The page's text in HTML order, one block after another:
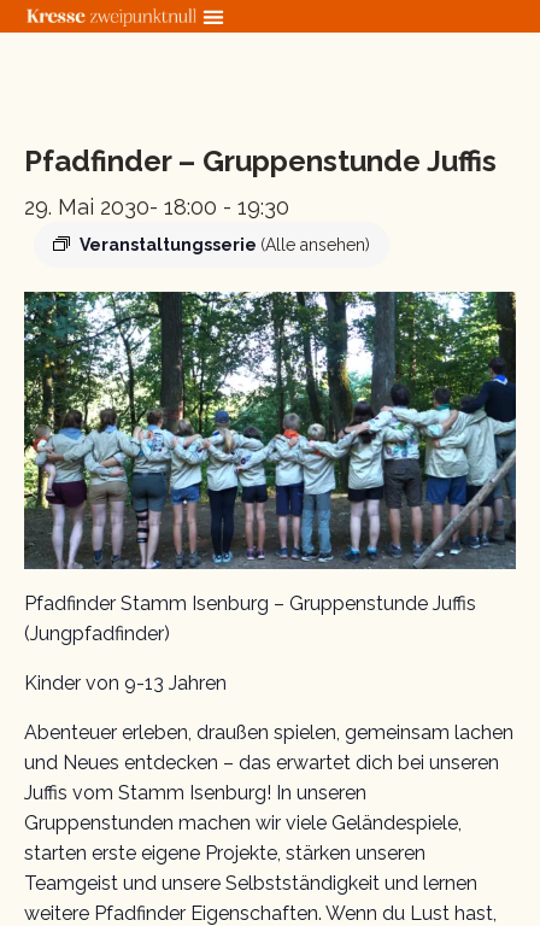
Zum
Pfadfinder – Gruppenstunde Juffis
29. Mai 2030- 18:00 - 19:30
Veranstaltungsserie (Alle ansehen)
Pfadfinder Stamm Isenburg – Gruppenstunde Juffis
(Jungpfadfinder)
Kinder von 9-13 Jahren
Abenteuer erleben, draußen spielen, gemeinsam lachen
und Neues entdecken – das erwartet dich bei unseren
Juffis vom Stamm Isenburg! In unseren
Gruppenstunden machen wir viele Geländespiele,
starten erste eigene Projekte, stärken unseren
Teamgeist und unsere Selbstständigkeit und lernen
weitere Pfadfinder Eigenschaften. Wenn du Lust hast,